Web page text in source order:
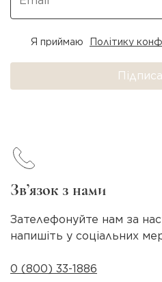
Я приймаю Політику
Зв’язок з нами
Зателефонуйте нам за
напишіть у соціальних
0 (800) 33-1886